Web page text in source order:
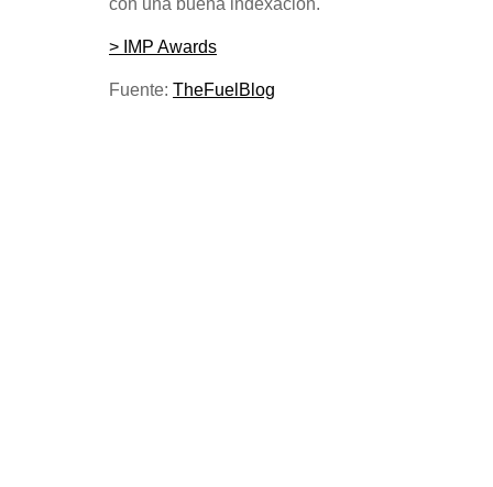
con una buena indexación.
> IMP Awards
Fuente: TheFuelBlog